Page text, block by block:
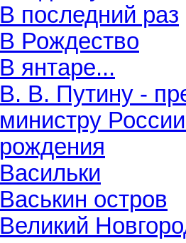
В последний раз
В Рождество
В янтаре...
В. В. Путину -
министру
рождения
Васильки
Васькин остров
Великий